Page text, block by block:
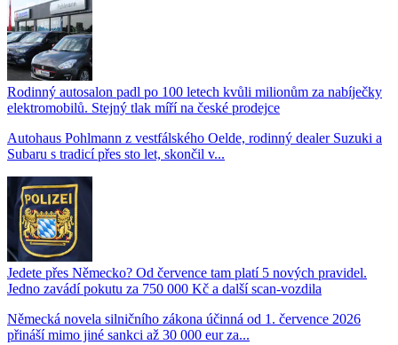
Rodinný autosalon padl po 100 letech kvůli milionům za nabíječky
elektromobilů. Stejný tlak míří na české prodejce
Autohaus Pohlmann z vestfálského Oelde, rodinný dealer Suzuki a
Subaru s tradicí přes sto let, skončil v...
Jedete přes Německo? Od července tam platí 5 nových pravidel.
Jedno zavádí pokutu za 750 000 Kč a další scan-vozdila
Německá novela silničního zákona účinná od 1. července 2026
přináší mimo jiné sankci až 30 000 eur za...